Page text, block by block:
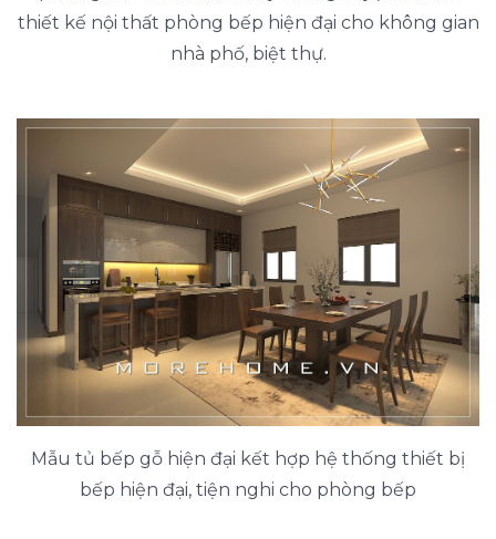
thiết kế nội thất phòng bếp hiện đại cho không gian
nhà phố, biệt thự.
Mẫu tủ bếp gỗ hiện đại kết hợp hệ thống thiết bị
bếp hiện đại, tiện nghi cho phòng bếp